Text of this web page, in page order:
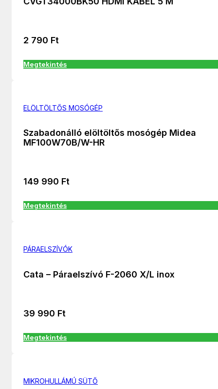
2 790 Ft
Megtekintés
ELÖLTÖLTŐS MOSÓGÉP
Szabadonálló elöltöltős mosógép Midea
MF100W70B/W-HR
149 990 Ft
Megtekintés
PÁRAELSZÍVÓK
Cata – Páraelszívó F-2060 X/L inox
39 990 Ft
Megtekintés
MIKROHULLÁMÚ SÜTŐ